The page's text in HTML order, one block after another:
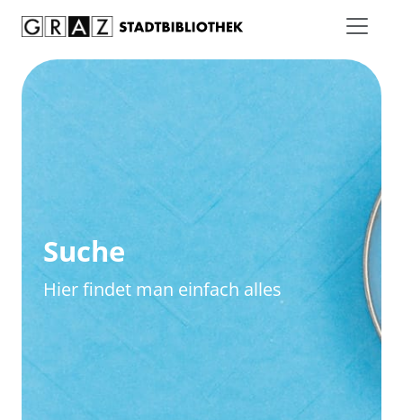
Suche
Hier findet man einfach alles